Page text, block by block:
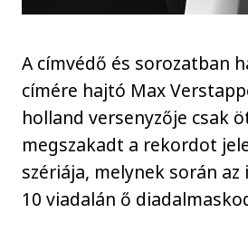
A címvédő és sorozatban
címére hajtó Max
holland versenyzője csak
megszakadt a rekordot
szériája, melynek során
10 viadalán ő